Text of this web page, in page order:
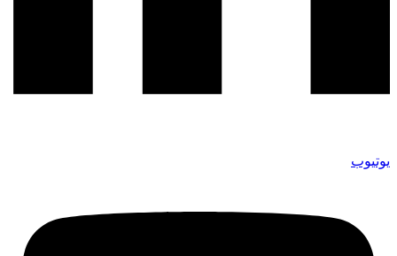
يوتيوب